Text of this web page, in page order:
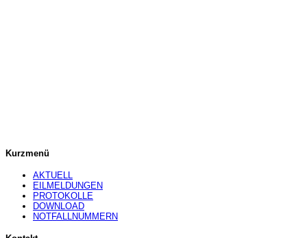
Kurzmenü
AKTUELL
EILMELDUNGEN
PROTOKOLLE
DOWNLOAD
NOTFALLNUMMERN